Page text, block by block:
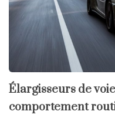
Élargisseurs de
comportement